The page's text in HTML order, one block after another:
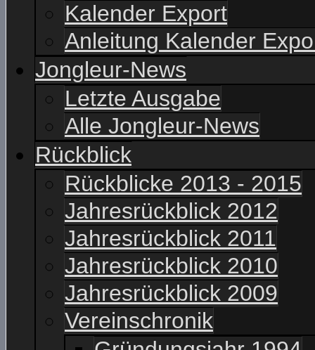
Kalender Export
Anleitung Kalender
Jongleur-News
Letzte Ausgabe
Alle Jongleur-News
Rückblick
Rückblicke 2013 - 2015
Jahresrückblick 2012
Jahresrückblick 2011
Jahresrückblick 2010
Jahresrückblick 2009
Vereinschronik